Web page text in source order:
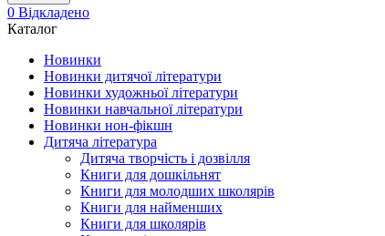
0 Відкладено
Каталог
Новинки
Новинки дитячої літератури
Новинки художньої літератури
Новинки навчальної літератури
Новинки нон-фікшн
Дитяча література
Дитяча творчість і дозвілля
Книги для дошкільнят
Книги для молодших школярів
Книги для найменших
Книги для школярів